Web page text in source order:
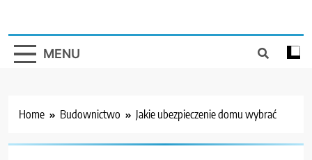
MENU
Home Budownictwo Jakie ubezpieczenie domu wybrać